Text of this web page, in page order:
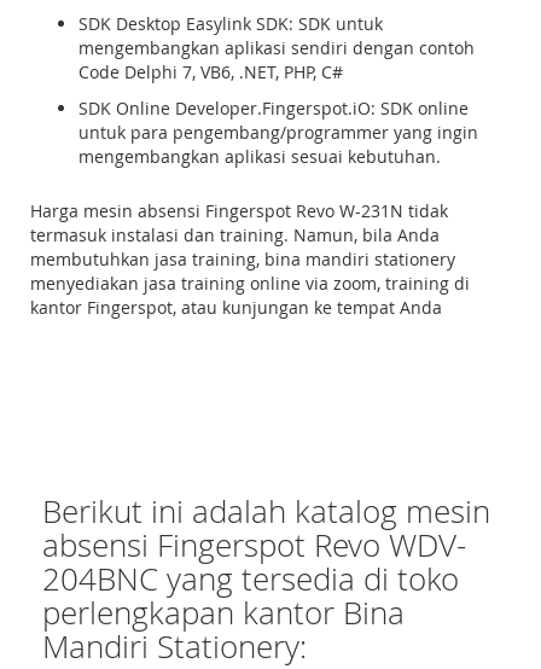
SDK Desktop Easylink SDK: SDK untuk
mengembangkan aplikasi sendiri dengan contoh
Code Delphi 7, VB6, .NET, PHP, C#
SDK Online Developer.Fingerspot.iO: SDK online
untuk para pengembang/programmer yang ingin
mengembangkan aplikasi sesuai kebutuhan.
Harga mesin absensi Fingerspot Revo W-231N tidak
termasuk instalasi dan training. Namun, bila Anda
membutuhkan jasa training, bina mandiri stationery
menyediakan jasa training online via zoom, training di
kantor Fingerspot, atau kunjungan ke tempat Anda
Berikut ini adalah katalog mesin
absensi Fingerspot Revo WDV-
204BNC yang tersedia di toko
perlengkapan kantor Bina
Mandiri Stationery: